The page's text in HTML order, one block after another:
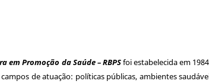
em Promoção da Saúde – RBPSfoi estabelecida em
de atuação: políticas públicas, ambientes